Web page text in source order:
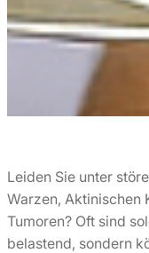
Leiden Sie unter
Warzen, Aktinischen
Tumoren? Oft sind
belastend, sondern